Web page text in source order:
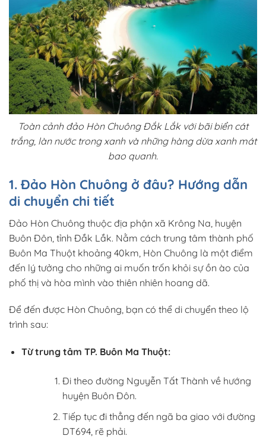
Toàn cảnh đảo Hòn Chuông Đắk Lắk với bãi biển cát
trắng, làn nước trong xanh và những hàng dừa xanh mát
bao quanh.
1. Đảo Hòn Chuông ở đâu? Hướng dẫn
di chuyển chi tiết
Đảo Hòn Chuông thuộc địa phận xã Krông Na, huyện
Buôn Đôn, tỉnh Đắk Lắk. Nằm cách trung tâm thành phố
Buôn Ma Thuột khoảng 40km, Hòn Chuông là một điểm
đến lý tưởng cho những ai muốn trốn khỏi sự ồn ào của
phố thị và hòa mình vào thiên nhiên hoang dã.
Để đến được Hòn Chuông, bạn có thể di chuyển theo lộ
trình sau:
Từ trung tâm TP. Buôn Ma Thuột:
Đi theo đường Nguyễn Tất Thành về hướng
huyện Buôn Đôn.
Tiếp tục đi thẳng đến ngã ba giao với đường
DT694, rẽ phải.